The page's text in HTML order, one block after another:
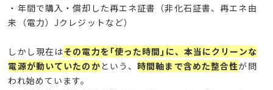
・年間で購入・償却した再エネ証書（非化石証書、再エネ由
来（電力）Jクレジットなど）
しかし現在はその電力を｢使った時間｣に、本当にクリーンな
電源が動いていたのかという、 時間軸まで含めた整合性が問
われ始めています。